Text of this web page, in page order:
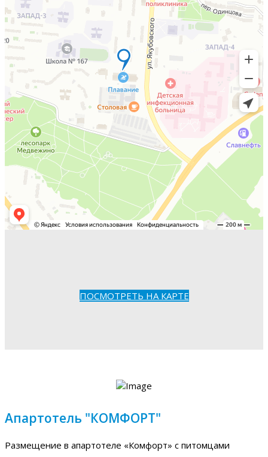
ПОСМОТРЕТЬ НА КАРТЕ
Апартотель "КОМФОРТ"
Размещение в апартотеле «Комфорт» с питомцами